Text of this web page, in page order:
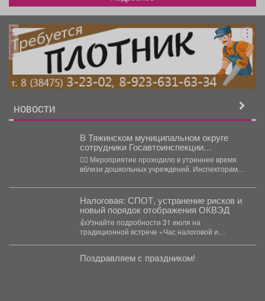
реклама
НОВОСТИ
В Тяжинском муниципальном округе
сотрудники Госавтоинспекции
проверили соблюдение водителями
правил перевозки детей
👮‍♂ Мероприятие проходило в утреннее время
вблизи дошкольных учреждений. Инспекторами
ответственности по...
Налоговая: СПОТ, устранение рисков и
новый порядок отображения ОКВЭД
👍Узнайте подробности 31 июля на
традиционной встрече «Час налоговой и
Поздравляем с праздником!